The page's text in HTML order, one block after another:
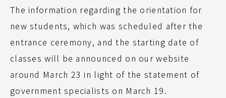
The information regarding the orientation for
new students, which was scheduled after the
entrance ceremony, and the starting date of
classes will be announced on our website
around March 23 in light of the statement of
government specialists on March 19.